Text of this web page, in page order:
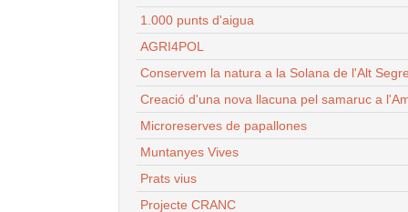
1.000 punts d'aigua
AGRI4POL
Conservem la natura a la Solana de l'Alt
Creació d'una nova llacuna pel samaruc a
Microreserves de papallones
Muntanyes Vives
Prats vius
Projecte CRANC